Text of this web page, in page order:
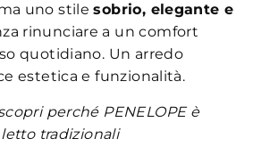
uno stilesobrio, elegante e
rinunciare a un comfort
quotidiano. Un arredo
estetica e funzionalità.
perché PENELOPE è
tradizionali